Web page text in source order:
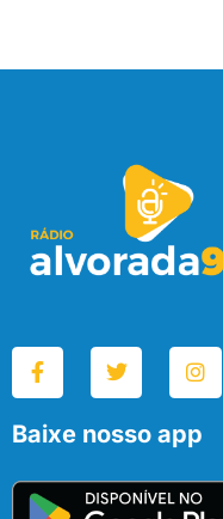
Baixe nosso app